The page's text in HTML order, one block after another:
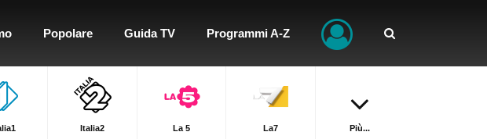
Popolare Guida TV Programmi A-Z
Italia2 La 5 La7 Più...